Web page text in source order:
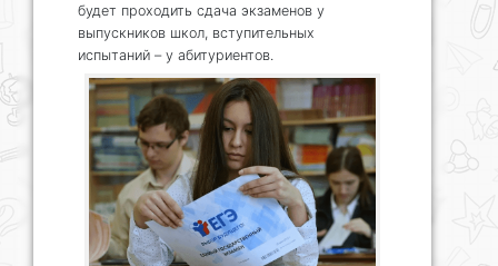
будет проходить сдача экзаменов у
выпускников школ, вступительных
испытаний – у абитуриентов.